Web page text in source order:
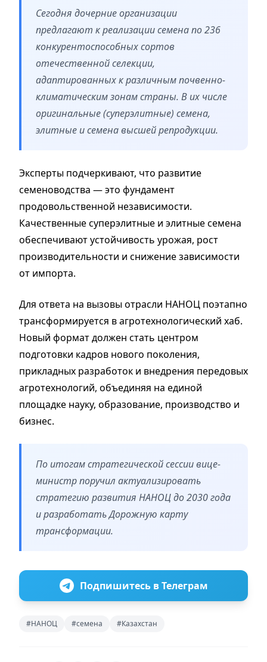
Сегодня дочерние организации
предлагают к реализации семена по 236
конкурентоспособных сортов
отечественной селекции,
адаптированных к различным почвенно-
климатическим зонам страны. В их числе
оригинальные (суперэлитные) семена,
элитные и семена высшей репродукции.
Эксперты подчеркивают, что развитие
семеноводства — это фундамент
продовольственной независимости.
Качественные суперэлитные и элитные семена
обеспечивают устойчивость урожая, рост
производительности и снижение зависимости
от импорта.
Для ответа на вызовы отрасли НАНОЦ поэтапно
трансформируется в агротехнологический хаб.
Новый формат должен стать центром
подготовки кадров нового поколения,
прикладных разработок и внедрения передовых
агротехнологий, объединяя на единой
площадке науку, образование, производство и
бизнес.
По итогам стратегической сессии вице-
министр поручил актуализировать
стратегию развития НАНОЦ до 2030 года
и разработать Дорожную карту
трансформации.
Подпишитесь в Телеграм
#НАНОЦ #семена #Казахстан